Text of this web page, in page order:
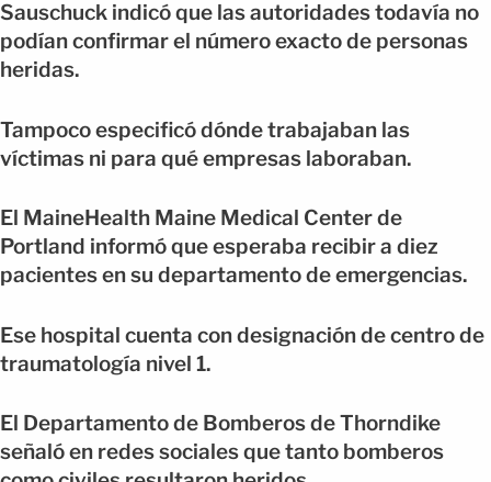
Sauschuck indicó que las autoridades todavía no
podían confirmar el número exacto de personas
heridas.
Tampoco especificó dónde trabajaban las
víctimas ni para qué empresas laboraban.
El MaineHealth Maine Medical Center de
Portland informó que esperaba recibir a diez
pacientes en su departamento de emergencias.
Ese hospital cuenta con designación de centro de
traumatología nivel 1.
El Departamento de Bomberos de Thorndike
señaló en redes sociales que tanto bomberos